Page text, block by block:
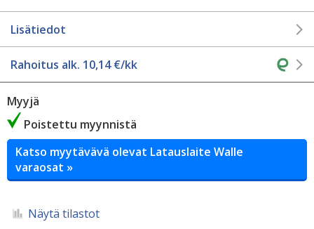
Lisätiedot
Rahoitus alk. 10,14€/kk
Myyjä
Poistettu myynnistä
Katso myytävävä olevat Latauslaite Walle
varaosat »
Näytä tilastot